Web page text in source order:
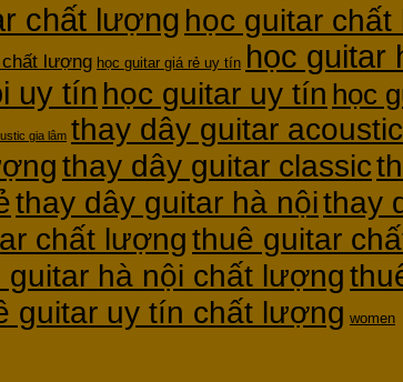
chất lượng học guitar
lượng học guitar giá rẻ uy tín học guitar
uy tín học guitar uy tín học
gia lâm thay dây guitar
thay dây guitar classic
thay dây guitar hà nộithay
chất lượngthuê guitar
guitar hà nội chất lượng
guitar uy tín chất lượng women